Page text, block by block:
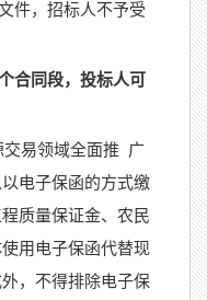
件，招标人不予受
合同段，投标人可
易领域全面推 广
电子保函的方式缴
质量保证金、农民
用电子保函代替现
，不得排除电子保